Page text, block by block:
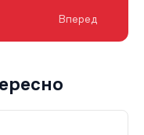
Вперед